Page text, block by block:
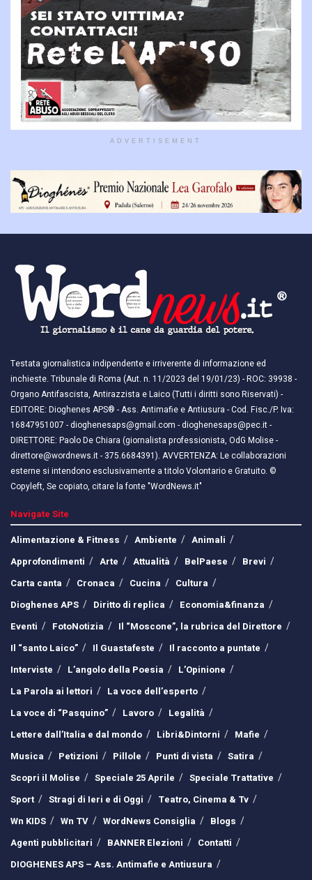
ADVERTISEMENT
Testata giornalistica indipendente e irriverente di informazione ed
inchieste. Tribunale di Roma (Aut. n. 11/2023 del 19/01/23) - ROC: 39938 -
Organo Antifascista, Antirazzista e Laico (Tutti i diritti sono Riservati) -
EDITORE: Dioghenes APS® - Ass. Antimafie e Antiusura - Cod. Fisc./P. Iva:
16847951007 - dioghenesaps@gmail.com - dioghenesaps@pec.it - ​​
DIRETTORE: Paolo De Chiara (giornalista professionista, OdG Molise -
direttore@wordnews.it - ​​375.6684391). AVVERTENZA: Le collaborazioni
esterne si intendono esclusivamente a titolo Volontario e Gratuito. ©
Copyleft, Se copiato, citare la fonte "WordNews.it"
Navigate Site
Alimentazione & Fitness
Ambiente
Animali
Approfondimenti
Arte Attualità BelPaese
Brevi
Carta canta
Cronaca Cucina
Cultura
Dioghenes APS
Diritto di replica
Economia&finanza
Eventi
FotoNotizia
Il “Moscone”, la rubrica del Direttore
Il “santo Laico”
Il Guastafeste
Il racconto a puntate
Interviste
L’angolo della Poesia
L’Opinione
La Parola ai lettori
La voce dell’esperto
La voce di “Pasquino”
Lavoro
Legalità
Lettere dall’Italia e dal mondo
Libri&Dintorni
Mafie
Musica
Petizioni Pillole Punti di vista
Satira
Scopri il Molise
Speciale 25 Aprile
Speciale Trattative
Sport
Stragi di Ieri e di Oggi
Teatro, Cinema & Tv
Wn KIDS
Wn TV WordNews Consiglia
Blogs
Agenti pubblicitari
BANNER Elezioni
Contatti
DIOGHENES APS – Ass. Antimafie e Antiusura